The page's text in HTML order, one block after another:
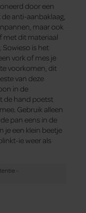
door een
anti-aanbaklaag,
maar ook
met dit materiaal
is het
vork of mes je
voorkomen, dit
van deze
in de
de hand poetst
Gebruik alleen
pan eens in de
je een klein beetje
ie weer als